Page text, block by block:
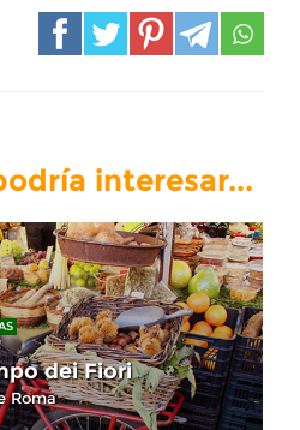
interesar...
dei Fiori
Roma